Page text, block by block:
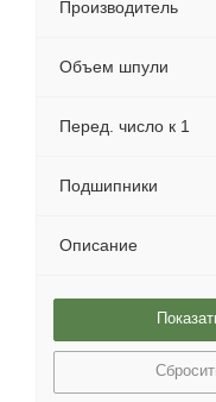
Производитель
Объем шпули
Перед. число к 1
Подшипники
Описание